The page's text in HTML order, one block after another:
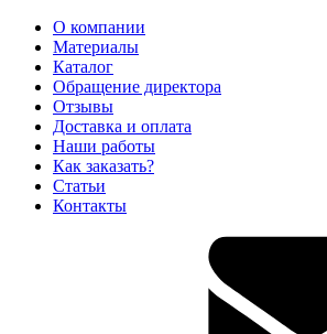
О компании
Материалы
Каталог
Обращение директора
Отзывы
Доставка и оплата
Наши работы
Как заказать?
Статьи
Контакты